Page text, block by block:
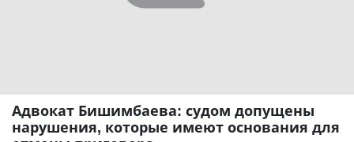
Адвокат Бишимбаева: судом допущены
нарушения, которые имеют основания для